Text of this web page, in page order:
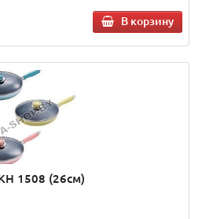
В корзину
1508 (26см)